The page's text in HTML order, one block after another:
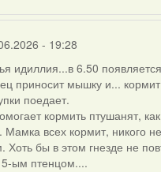
- 19:28
идиллия...в 6.50
приносит мышку и...
поедает.
кормить птушанят,
Мамка всех кормит, никого
Хоть бы в этом гнезде не
5-ым птенцом....